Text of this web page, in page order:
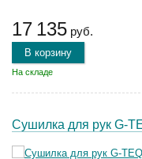
17 135 руб.
В корзину
На складе
Сушилка для рук G-